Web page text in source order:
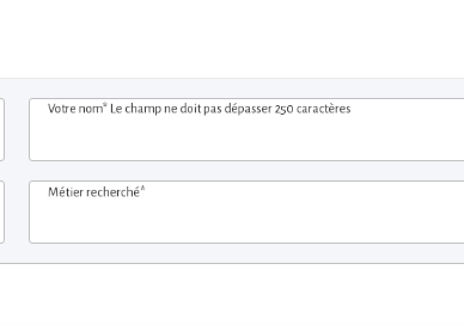
Votre nom* Le champ ne doit pas dépasser 250 caractères
Métier recherché*